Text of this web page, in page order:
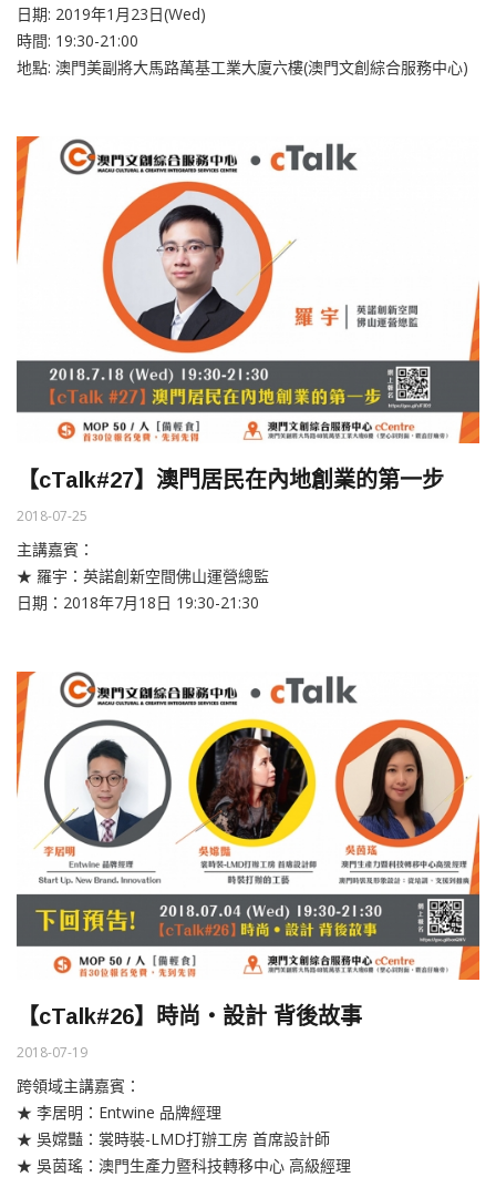
日期: 2019年1月23日(Wed)
時間: 19:30-21:00
地點: 澳門美副將大馬路萬基工業大廈六樓(澳門文創綜合服務中心)
【cTalk#27】澳門居民在內地創業的第一步
2018-07-25
主講嘉賓：
★ 羅宇：英諾創新空間佛山運營總監
日期：2018年7月18日 19:30-21:30
【cTalk#26】時尚‧設計 背後故事
2018-07-19
跨領域主講嘉賓：
★ 李居明：Entwine 品牌經理
★ 吳嫦豔：裳時裝-LMD打辦工房 首席設計師
★ 吳茵瑤：澳門生產力暨科技轉移中心 高級經理